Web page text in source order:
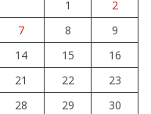
mimo
problemów
255. miejsce
za sukces
1
2
7 8
9
14 15
16
21 22
23
28 29
30